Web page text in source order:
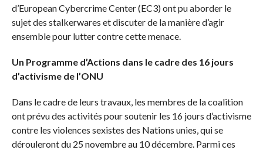
d’European Cybercrime Center (EC3) ont pu aborder le
sujet des stalkerwares et discuter de la manière d’agir
ensemble pour lutter contre cette menace.
Un Programme d’Actions dans le cadre des 16 jours
d’activisme de l’ONU
Dans le cadre de leurs travaux, les membres de la coalition
ont prévu des activités pour soutenir les 16 jours d’activisme
contre les violences sexistes des Nations unies, qui se
dérouleront du 25 novembre au 10 décembre. Parmi ces